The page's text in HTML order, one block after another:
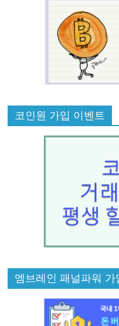
코인원 가입 이벤트
엠브레인 패널파워 가